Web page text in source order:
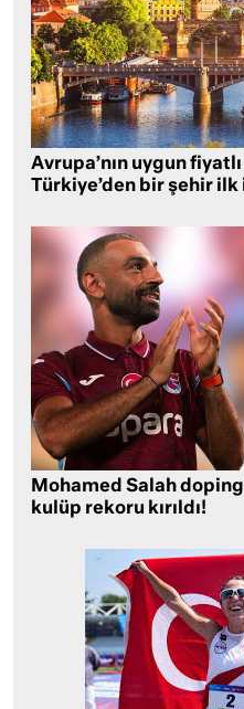
Avrupa’nın uygun
Türkiye’den bir şehir
Mohamed Salah
kulüp rekoru kırıldı!